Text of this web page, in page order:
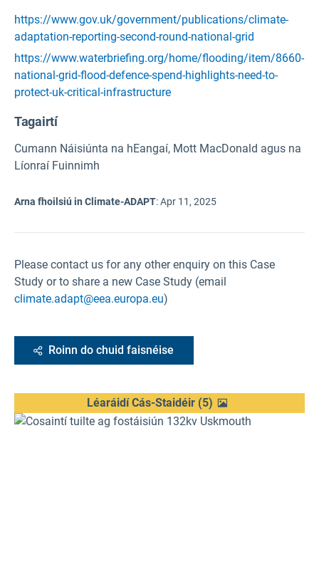
https://www.gov.uk/government/publications/climate-
adaptation-reporting-second-round-national-grid
https://www.waterbriefing.org/home/flooding/item/8660-
national-grid-flood-defence-spend-highlights-need-to-
protect-uk-critical-infrastructure
Tagairtí
Cumann Náisiúnta na hEangaí, Mott MacDonald agus na
Líonraí Fuinnimh
Arna fhoilsiú in Climate-ADAPT:Apr 11, 2025
Please contact us for any other enquiry on this Case
Study or to share a new Case Study (email
climate.adapt@eea.europa.eu)
Roinn do chuid faisnéise
Léaráidí Cás-Staidéir (5)